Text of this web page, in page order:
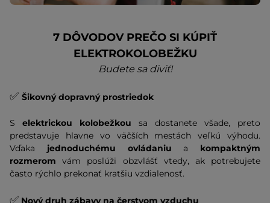
7 DÔVODOV PREČO SI KÚPIŤ
ELEKTROKOLOBEŽKU
Budete sa diviť!
✅ Šikovný dopravný prostriedok
S elektrickou kolobežkou sa dostanete všade, preto
predstavuje hlavne vo väčších mestách veľkú výhodu.
Vďaka jednoduchému ovládaniu a kompaktným
rozmerom vám poslúži obzvlášť vtedy, ak potrebujete
často rýchlo prekonať kratšiu vzdialenosť.
✅